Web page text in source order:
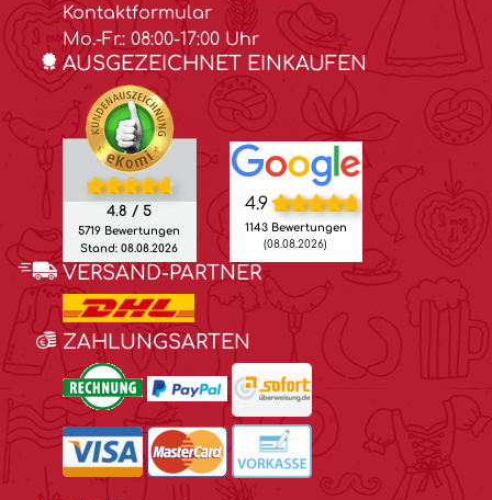
Kontaktformular
Mo.-Fr.: 08:00-17:00 Uhr
AUSGEZEICHNET EINKAUFEN
4.8 / 5
5719 Bewertungen
Stand: 08.08.2026
4.9
1143 Bewertungen
(08.08.2026)
VERSAND-PARTNER
ZAHLUNGSARTEN